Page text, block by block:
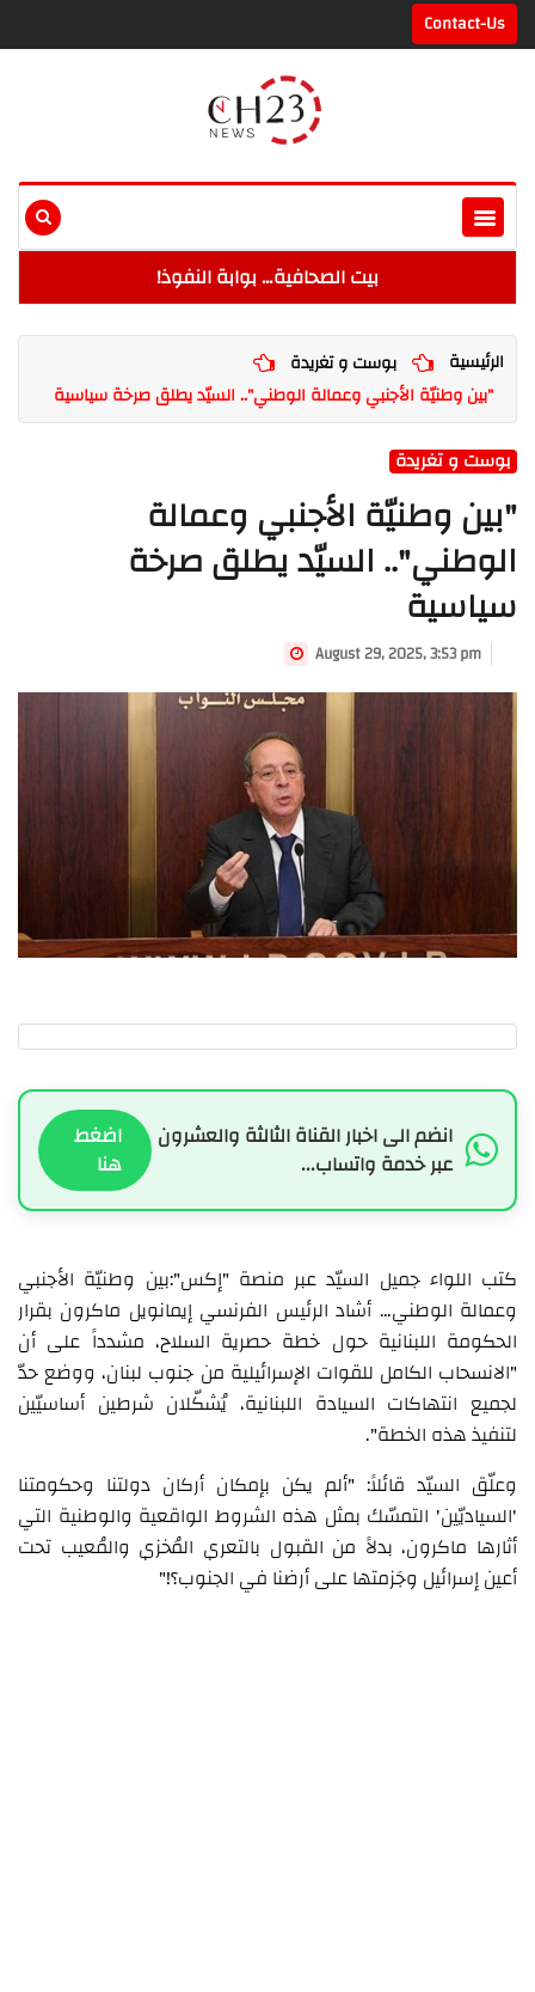
Contact-Us
بيت الصحافية… بوابة النفوذ!
الرئيسية
بوست و تغريدة
"بين وطنيّة الأجنبي وعمالة الوطني".. السيّد يطلق صرخة سياسية
بوست و تغريدة
"بين وطنيّة الأجنبي وعمالة
الوطني".. السيّد يطلق صرخة
سياسية
August 29, 2025, 3:53 pm
انضم الى اخبار القناة الثالثة والعشرون
عبر خدمة واتساب...
اضغط
هنا
كتب اللواء جميل السيّد عبر منصة "إكس":بين وطنيّة الأجنبي
وعمالة الوطني… أشاد الرئيس الفرنسي إيمانويل ماكرون بقرار
الحكومة اللبنانية حول خطة حصرية السلاح، مشدداً على أن
"الانسحاب الكامل للقوات الإسرائيلية من جنوب لبنان، ووضع حدّ
لجميع انتهاكات السيادة اللبنانية، يُشكّلان شرطين أساسيّين
لتنفيذ هذه الخطة".
وعلّق السيّد قائلاً: "ألم يكن بإمكان أركان دولتنا وحكومتنا
'السياديّين' التمسّك بمثل هذه الشروط الواقعية والوطنية التي
أثارها ماكرون، بدلاً من القبول بالتعري المُخزي والمُعيب تحت
أعين إسرائيل وجَزمتها على أرضنا في الجنوب؟!"